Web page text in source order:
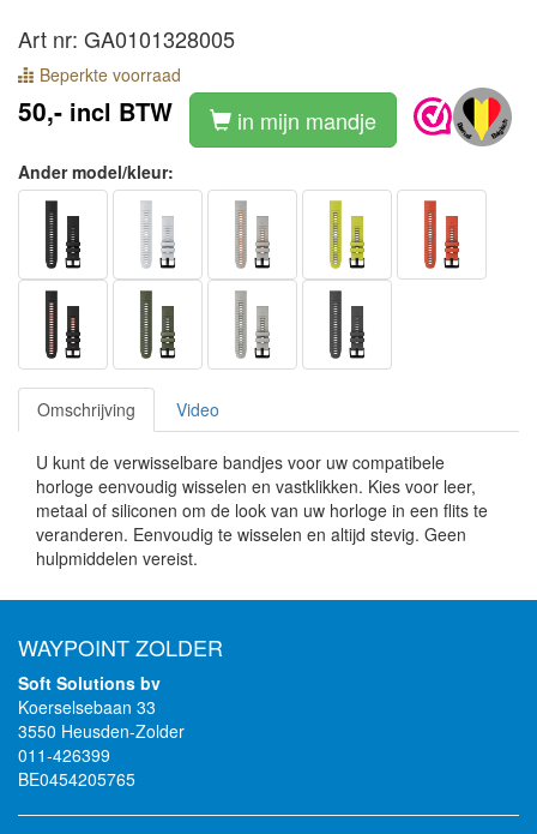
Art nr: GA0101328005
Beperkte voorraad
50,- incl BTW in mijn mandje
Ander model/kleur:
Omschrijving Video
U kunt de verwisselbare bandjes voor uw compatibele
horloge eenvoudig wisselen en vastklikken. Kies voor leer,
metaal of siliconen om de look van uw horloge in een flits te
veranderen. Eenvoudig te wisselen en altijd stevig. Geen
hulpmiddelen vereist.
WAYPOINT ZOLDER
Soft Solutions bv
Koerselsebaan 33
3550 Heusden-Zolder
011-426399
BE0454205765